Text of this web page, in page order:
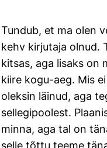
Tundub, et ma olen
kehv kirjutaja olnud.
kitsas, aga lisaks on
kiire kogu-aeg. Mis
oleksin läinud, aga
sellegipoolest.
minna, aga tal on